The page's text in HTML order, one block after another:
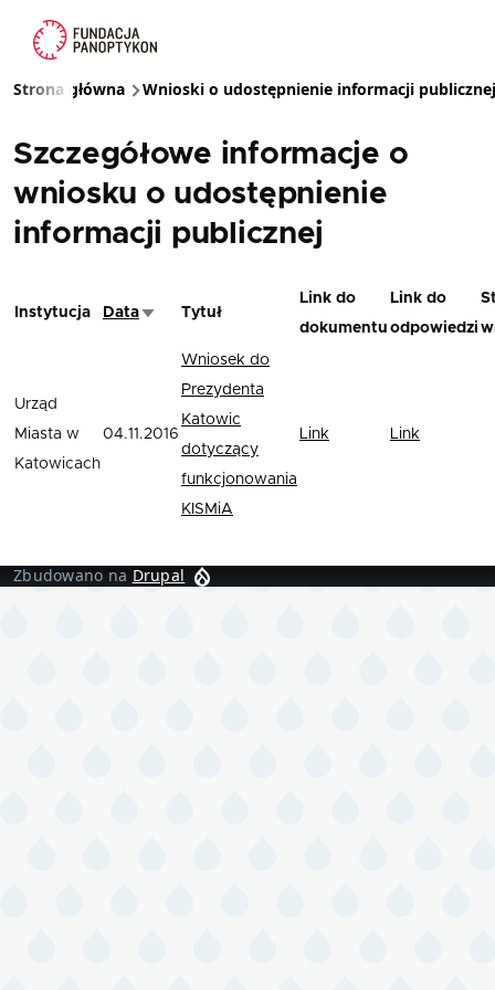
Ścieżka nawigacyjna
Strona główna Wnioski o udostępnienie informacji publicznej
Szczegółowe informacje o
wniosku o udostępnienie
informacji publicznej
Instytucja DataSortuj rosnąco
Tytuł
Link do
dokumentu
Link do
odpowiedzi
Urząd
Miasta w
Katowicach
04.11.2016
Wniosek do
Prezydenta
Katowic
dotyczący
funkcjonowania
KISMiA
Link Link
Zbudowano na Drupal